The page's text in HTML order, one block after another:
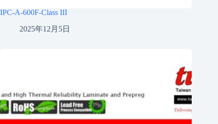
IPC-A-600F-Class III
2025年12月5日